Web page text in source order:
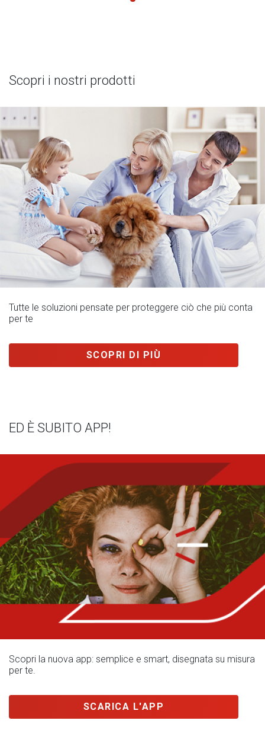
Scopri i nostri prodotti
Tutte le soluzioni pensate per proteggere ciò che più conta
per te
SCOPRI DI PIÙ
ED È SUBITO APP!
Scopri la nuova app: semplice e smart, disegnata su misura
per te.
SCARICA L'APP